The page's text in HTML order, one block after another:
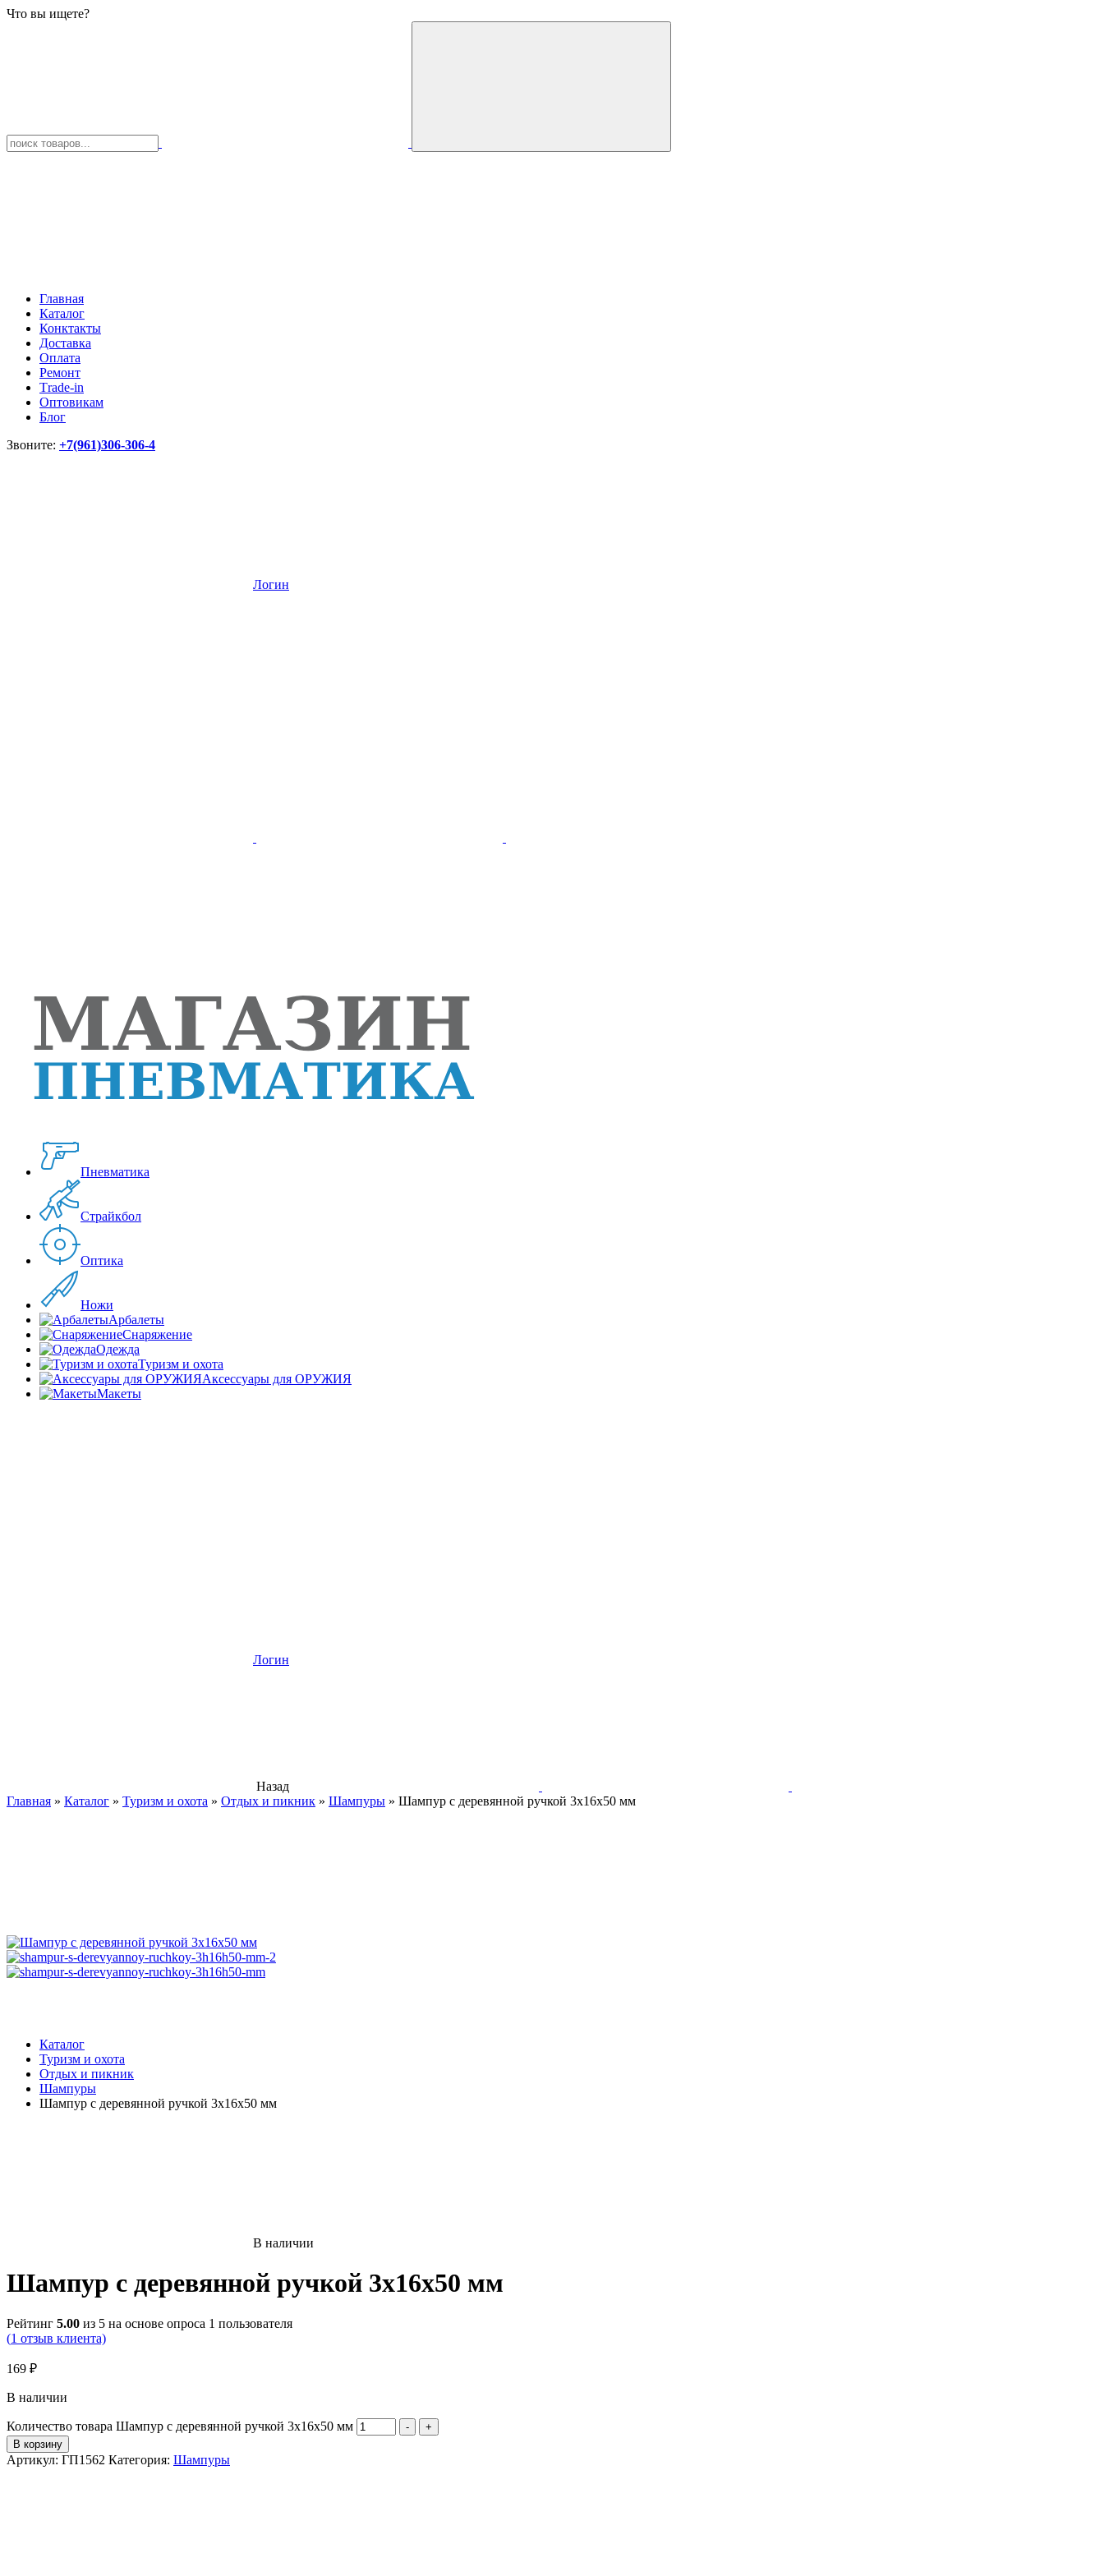
Что вы ищете?
Главная
Каталог
Конктакты
Доставка
Оплата
Ремонт
Тrade-in
Оптовикам
Блог
Звоните: +7(961)306-306-4
Логин
Пневматика
Страйкбол
Оптика
Ножи
Арбалеты
Снаряжение
Одежда
Туризм и охота
Аксессуары для ОРУЖИЯ
Макеты
Логин
Назад
Главная » Каталог » Туризм и охота » Отдых и пикник » Шампуры » Шампур с деревянной ручкой 3х16х50 мм
Каталог
Туризм и охота
Отдых и пикник
Шампуры
Шампур с деревянной ручкой 3х16х50 мм
В наличии
Шампур с деревянной ручкой 3х16х50 мм
Рейтинг 5.00 из 5 на основе опроса 1 пользователя
(1 отзыв клиента)
169 ₽
В наличии
Количество товара Шампур с деревянной ручкой 3х16х50 мм -
+
В корзину
Артикул: ГП1562 Категория: Шампуры